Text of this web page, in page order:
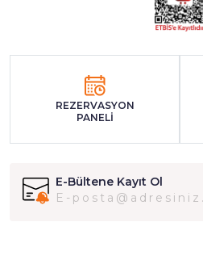
REZERVASYON
PANELİ
E-Bültene Kayıt Ol